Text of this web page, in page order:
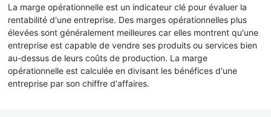
La marge opérationnelle est un indicateur clé pour évaluer la
rentabilité d'une entreprise. Des marges opérationnelles plus
élevées sont généralement meilleures car elles montrent qu'une
entreprise est capable de vendre ses produits ou services bien
au-dessus de leurs coûts de production. La marge
opérationnelle est calculée en divisant les bénéfices d'une
entreprise par son chiffre d'affaires.